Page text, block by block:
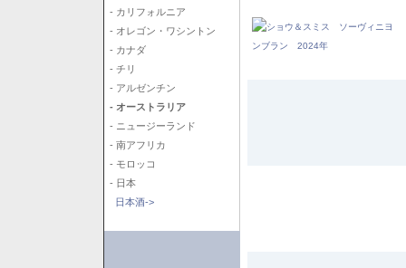
- カリフォルニア
- オレゴン・ワシントン
- カナダ
- チリ
- アルゼンチン
- オーストラリア
- ニュージーランド
- 南アフリカ
- モロッコ
- 日本
日本酒->